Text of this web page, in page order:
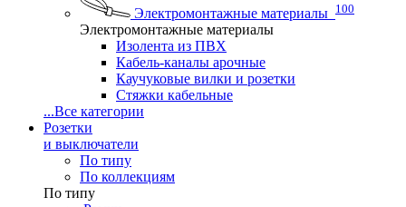
Электромонтажные материалы 100
Электромонтажные материалы
Изолента из ПВХ
Кабель-каналы арочные
Каучуковые вилки и розетки
Стяжки кабельные
...Все категории
Розетки
и выключатели
По типу
По коллекциям
По типу